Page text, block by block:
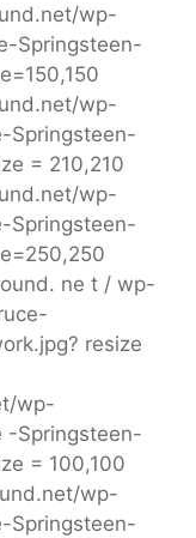
wp-
Springsteen-
wp-
Springsteen-
= 210,210
wp-
Springsteen-
ne t / wp-
resize
wp-
-Springsteen-
= 100,100
wp-
Springsteen-